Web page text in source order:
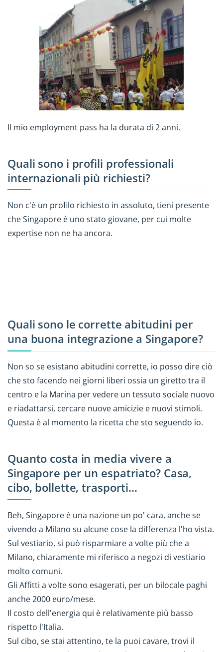
Il mio employment pass ha la durata di 2 anni.
Quali sono i profili professionali
internazionali più richiesti?
Non c'è un profilo richiesto in assoluto, tieni presente
che Singapore è uno stato giovane, per cui molte
expertise non ne ha ancora.
Quali sono le corrette abitudini per
una buona integrazione a Singapore?
Non so se esistano abitudini corrette, io posso dire ciò
che sto facendo nei giorni liberi ossia un giretto tra il
centro e la Marina per vedere un tessuto sociale nuovo
e riadattarsi, cercare nuove amicizie e nuovi stimoli.
Questa è al momento la ricetta che sto seguendo io.
Quanto costa in media vivere a
Singapore per un espatriato? Casa,
cibo, bollette, trasporti…
Beh, Singapore è una nazione un po' cara, anche se
vivendo a Milano su alcune cose la differenza l'ho vista.
Sul vestiario, si può risparmiare a volte più che a
Milano, chiaramente mi riferisco a negozi di vestiario
molto comuni.
Gli Affitti a volte sono esagerati, per un bilocale paghi
anche 2000 euro/mese.
Il costo dell'energia qui è relativamente più basso
rispetto l'Italia.
Sul cibo, se stai attentino, te la puoi cavare, trovi il